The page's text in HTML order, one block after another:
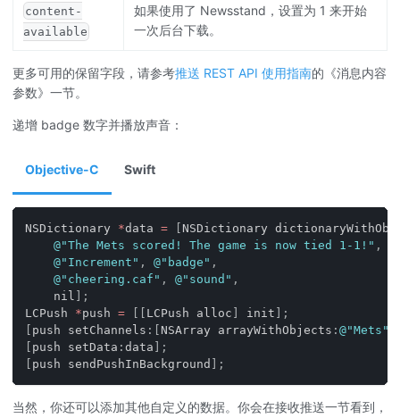
content-
available
如果使用了 Newsstand，设置为 1 来开始
一次后台下载。
更多可用的保留字段，请参考推送 REST API 使用指南的《消息内容
参数》一节。
递增 badge 数字并播放声音：
Objective-C Swift
NSDictionary *data =
NSDictionary
@"The Mets scored! The game is now tied 1-1!" ,
@"Increment" , @"badge" ,
@"cheering.caf" , @"sound" ,
    nil
;
LCPush *push = LCPush alloc init
;
push setChannels : NSArray arrayWithObjects : @"Mets"
push setData : data
;
push sendPushInBackground ;
当然，你还可以添加其他自定义的数据。你会在接收推送一节看到，